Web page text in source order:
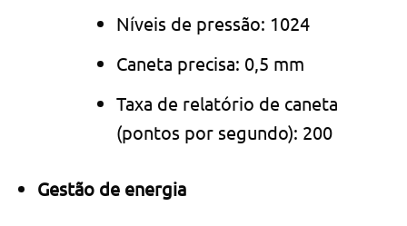
Níveis de pressão: 1024
Caneta precisa: 0,5 mm
Taxa de relatório de caneta
(pontos por segundo): 200
Gestão de energia